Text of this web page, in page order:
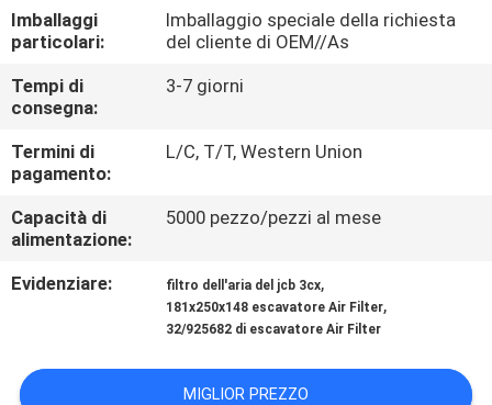
QUALITÀ
MAPPA
SITO
PRIVACY
POLICY
Imballaggi
particolari:
Imballaggio speciale della richiesta
del cliente di OEM//As
Tempi di
consegna:
3-7 giorni
Termini di
pagamento:
L/C, T/T, Western Union
Capacità di
alimentazione:
5000 pezzo/pezzi al mese
Evidenziare: filtro dell'aria del jcb 3cx,
181x250x148 escavatore Air Filter,
32/925682 di escavatore Air Filter
MIGLIOR PREZZO